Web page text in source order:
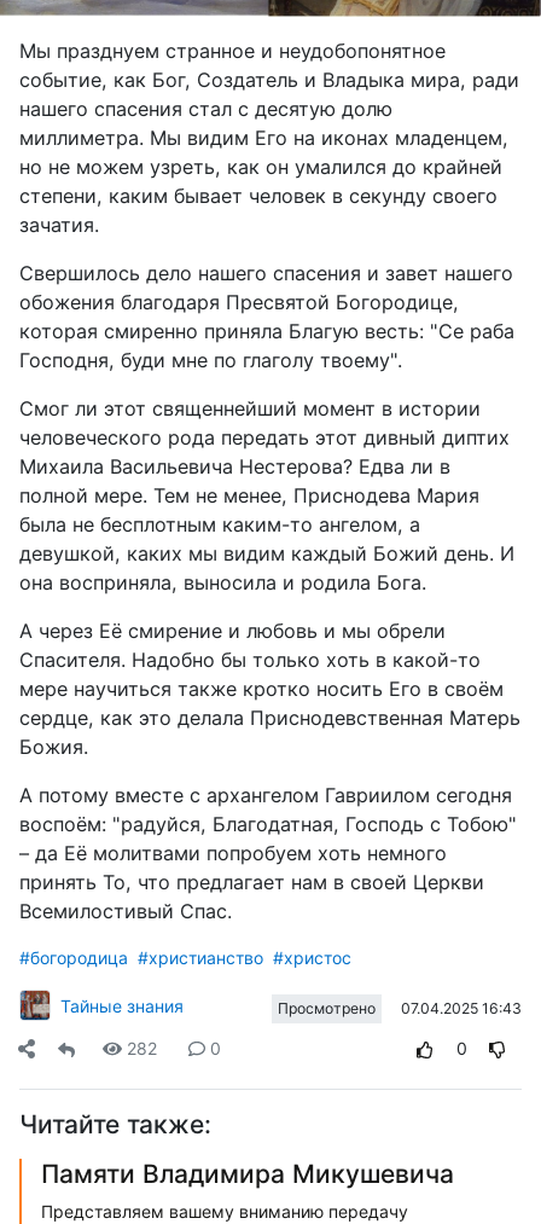
Мы празднуем странное и неудобопонятное
событие, как Бог, Создатель и Владыка мира, ради
нашего спасения стал с десятую долю
миллиметра. Мы видим Его на иконах младенцем,
но не можем узреть, как он умалился до крайней
степени, каким бывает человек в секунду своего
зачатия.
Свершилось дело нашего спасения и завет нашего
обожения благодаря Пресвятой Богородице,
которая смиренно приняла Благую весть: "Се раба
Господня, буди мне по глаголу твоему".
Смог ли этот священнейший момент в истории
человеческого рода передать этот дивный диптих
Михаила Васильевича Нестерова? Едва ли в
полной мере. Тем не менее, Приснодева Мария
была не бесплотным каким-то ангелом, а
девушкой, каких мы видим каждый Божий день. И
она восприняла, выносила и родила Бога.
А через Её смирение и любовь и мы обрели
Спасителя. Надобно бы только хоть в какой-то
мере научиться также кротко носить Его в своём
сердце, как это делала Приснодевственная Матерь
Божия.
А потому вместе с архангелом Гавриилом сегодня
воспоём: "радуйся, Благодатная, Господь с Тобою"
– да Её молитвами попробуем хоть немного
принять То, что предлагает нам в своей Церкви
Всемилостивый Спас.
#богородица #христианство #христос
Тайные знания Просмотрено 07.04.2025 16:43
282 0 0
Читайте также:
Памяти Владимира Микушевича
Представляем вашему вниманию передачу